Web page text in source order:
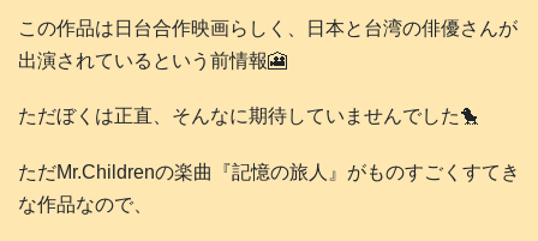
この作品は日台合作映画らしく、日本と台湾の俳優さんが
出演されているという前情報🎦
ただぼくは正直、そんなに期待していませんでした🐤
ただMr.Childrenの楽曲『記憶の旅人』がものすごくすてき
な作品なので、